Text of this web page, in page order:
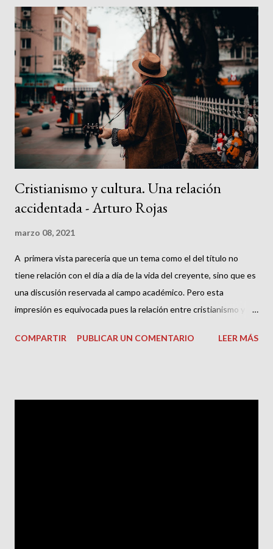
irrupción de la muerte. Por desgracia, nuestra vida es una línea
que se rompe antes o después. Julián Marías especulaba que la
inmortalidad tal vez consistiría en continuar las trayectorias
interrumpidas. Confío en que sea así. La otra alternativa es
desalentadora . Si solo somos un cuerpo con un cerebro que nos
incordia con sus perplejidades, la muerte consistirá en una
simple desconexión, no muy distinta de la que se pro...
Cristianismo y cultura. Una relación
accidentada - Arturo Rojas
marzo 08, 2021
A primera vista parecería que un tema como el del título no
tiene relación con el día a día de la vida del creyente, sino que es
una discusión reservada al campo académico. Pero esta
impresión es equivocada pues la relación entre cristianismo y
práctica cristiana como, por ejemplo, establecer si el baile, la
COMPARTIR PUBLICAR UN COMENTARIO LEER MÁS